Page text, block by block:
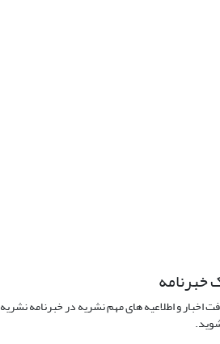
خبرنامه
اخبار و اطلاعیه های مهم نشریه در خبرنامه نشریه